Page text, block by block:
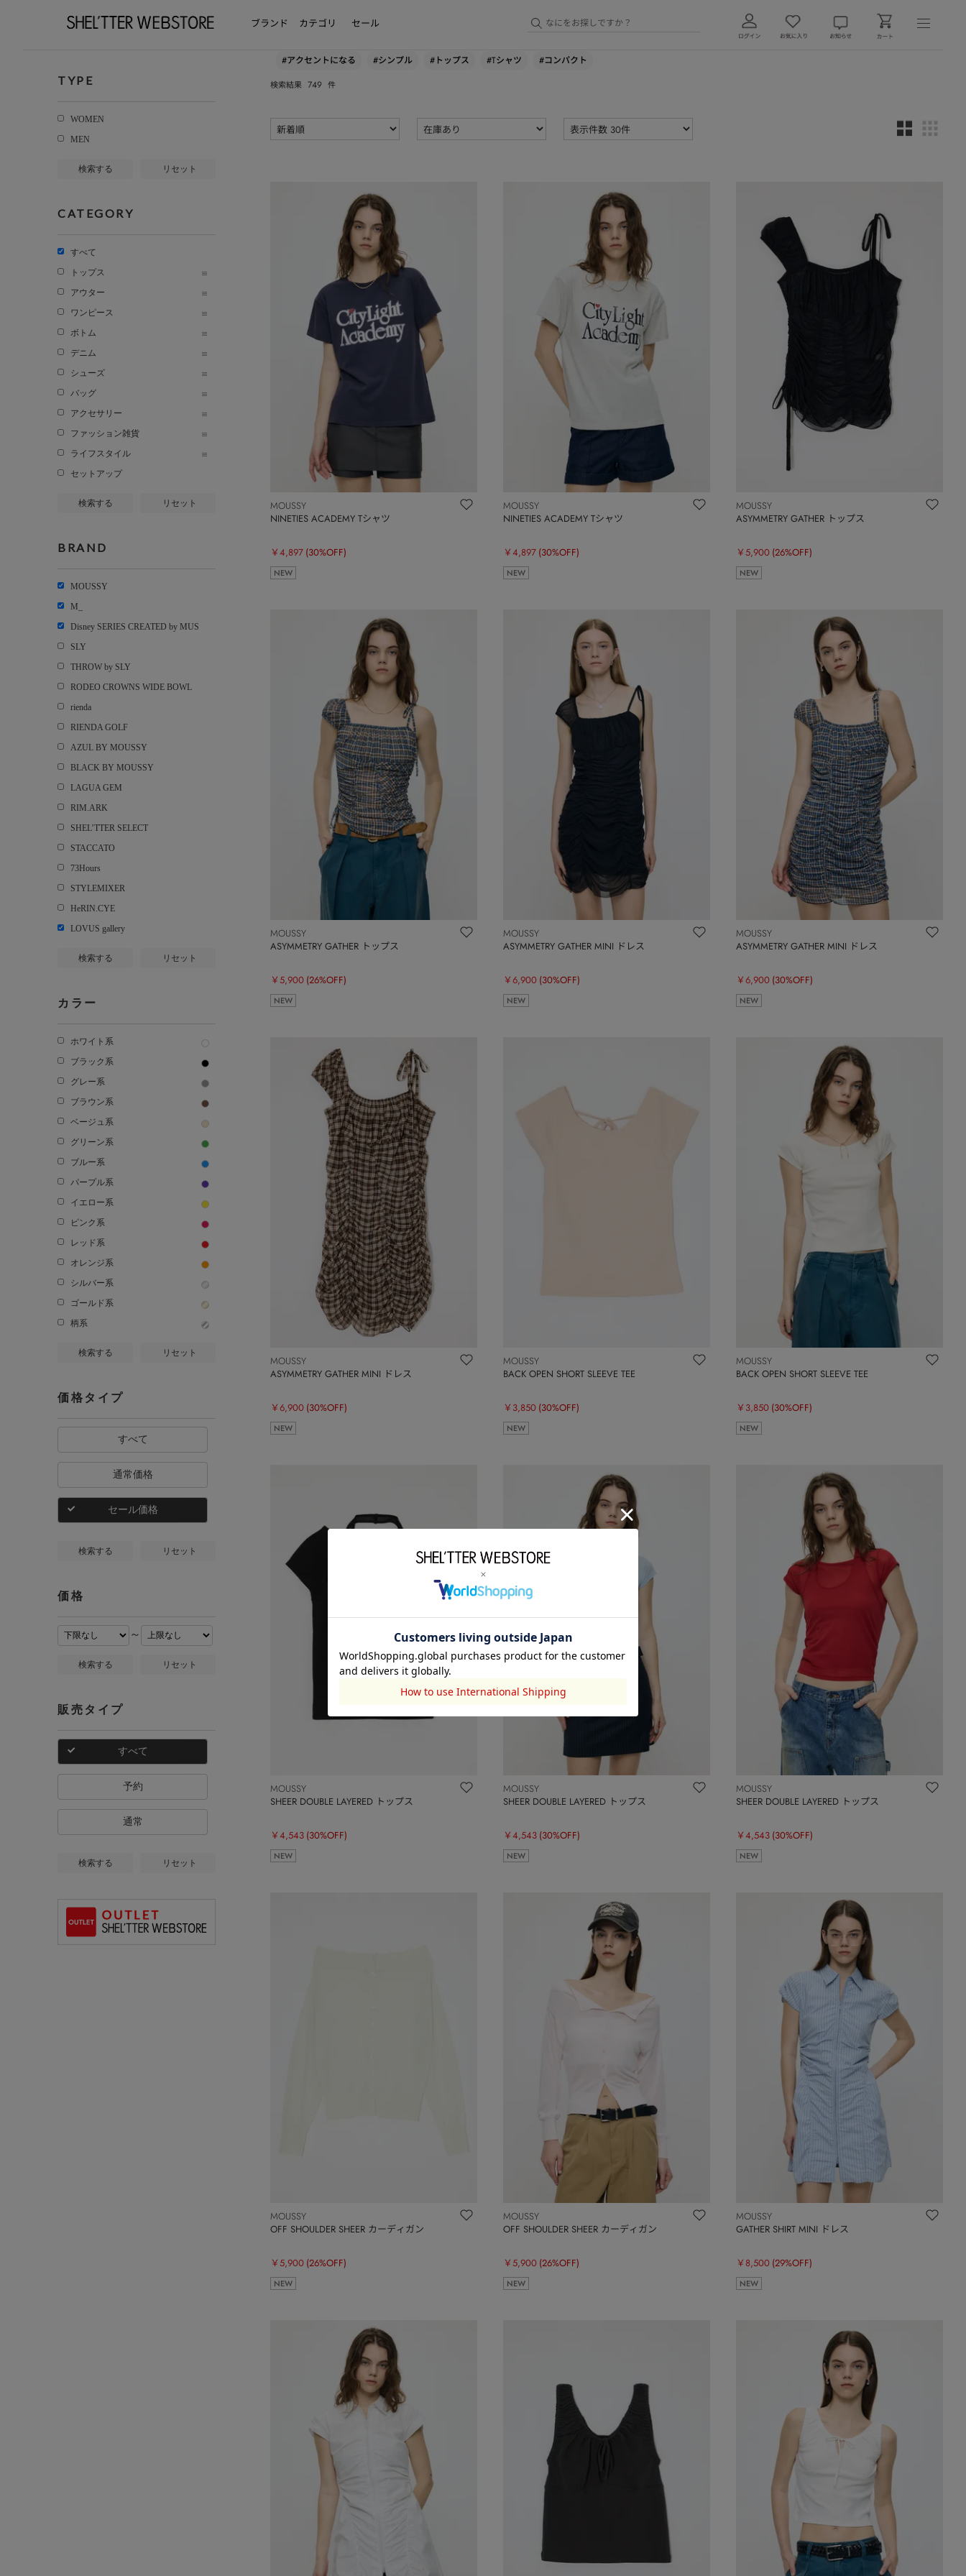
ブランド カテゴリ セール
TYPE
WOMEN
MEN
検索する リセット
CATEGORY
すべて
トップス
アウター
ワンピース
ボトム
デニム
シューズ
バッグ
アクセサリー
ファッション雑貨
ライフスタイル
セットアップ
検索する リセット
BRAND
MOUSSY
M_
Disney SERIES CREATED by MUS
SLY
THROW by SLY
RODEO CROWNS WIDE BOWL
rienda
RIENDA GOLF
AZUL BY MOUSSY
BLACK BY MOUSSY
LAGUA GEM
RIM.ARK
SHEL’TTER SELECT
STACCATO
73Hours
STYLEMIXER
HeRIN.CYE
LOVUS gallery
検索する リセット
カラー
ホワイト系
ブラック系
グレー系
ブラウン系
ベージュ系
グリーン系
ブルー系
パープル系
イエロー系
ピンク系
レッド系
オレンジ系
シルバー系
ゴールド系
柄系
検索する リセット
価格タイプ
すべて
通常価格
セール価格
検索する リセット
価格
～
検索する リセット
販売タイプ
すべて
予約
通常
検索する リセット
#アクセントになる #シンプル #トップス #Tシャツ #コンパクト
検索結果 749 件
MOUSSY
NINETIES ACADEMY Tシャツ
￥4,897 (30%OFF)
NEW
MOUSSY
NINETIES ACADEMY Tシャツ
￥4,897 (30%OFF)
NEW
MOUSSY
ASYMMETRY GATHER トップス
￥5,900 (26%OFF)
NEW
MOUSSY
ASYMMETRY GATHER トップス
￥5,900 (26%OFF)
NEW
MOUSSY
ASYMMETRY GATHER MINI ドレス
￥6,900 (30%OFF)
NEW
MOUSSY
ASYMMETRY GATHER MINI ドレス
￥6,900 (30%OFF)
NEW
MOUSSY
ASYMMETRY GATHER MINI ドレス
￥6,900 (30%OFF)
NEW
MOUSSY
BACK OPEN SHORT SLEEVE TEE
￥3,850 (30%OFF)
NEW
MOUSSY
BACK OPEN SHORT SLEEVE TEE
￥3,850 (30%OFF)
NEW
MOUSSY
SHEER DOUBLE LAYERED トップス
￥4,543 (30%OFF)
NEW
MOUSSY
SHEER DOUBLE LAYERED トップス
￥4,543 (30%OFF)
NEW
MOUSSY
SHEER DOUBLE LAYERED トップス
￥4,543 (30%OFF)
NEW
MOUSSY
OFF SHOULDER SHEER カーディガン
￥5,900 (26%OFF)
NEW
MOUSSY
OFF SHOULDER SHEER カーディガン
￥5,900 (26%OFF)
NEW
MOUSSY
GATHER SHIRT MINI ドレス
￥8,500 (29%OFF)
NEW